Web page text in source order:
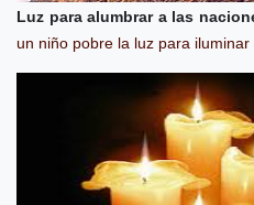
Luz para alumbrar a las
un niño pobre la luz para